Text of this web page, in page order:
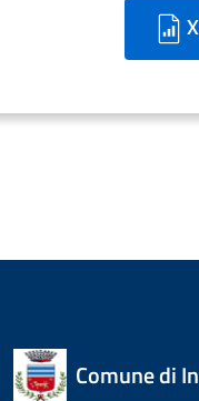
Comune di